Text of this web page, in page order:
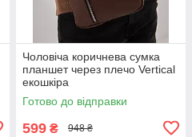
Чоловіча коричнева сумка
планшет через плечо Vertical
екошкіра
Готово до відправки
599 ₴ 948 ₴